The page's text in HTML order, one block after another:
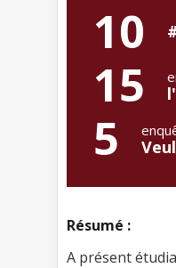
10
15
5
Résumé :
A présent